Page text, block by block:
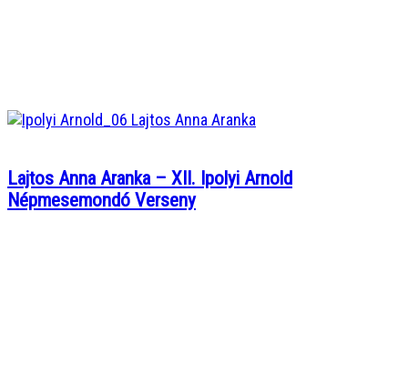
Lajtos Anna Aranka – XII. Ipolyi Arnold
Népmesemondó Verseny